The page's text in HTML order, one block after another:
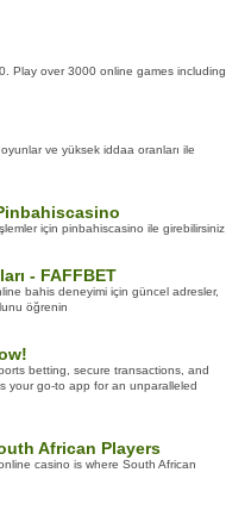
Play over 3000 online games including
ve yüksek iddaa oranları ile
için pinbahiscasino ile girebilirsiniz
- FAFFBET
bahis deneyimi için güncel adresler,
öğrenin
betting, secure transactions, and
your go-to app for an unparalleled
African Players
casino is where South African